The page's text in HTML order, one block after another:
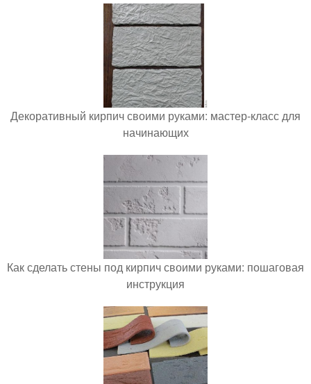
Декоративный кирпич своими руками: мастер-класс для
начинающих
Как сделать стены под кирпич своими руками: пошаговая
инструкция